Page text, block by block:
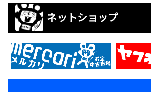
ネットショップ